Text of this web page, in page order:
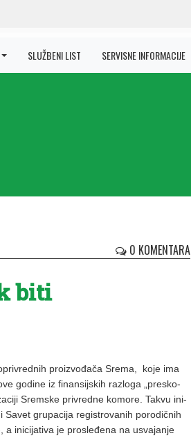
SLUŽBENI LIST SERVISNE INFORMACIJE
0 KOMENTARA
bi­ti
pro­iz­vo­đa­ča Sre­ma, ko­je ima
go­di­ne iz fi­nan­sij­skih raz­lo­ga „pre­sko­
Srem­ske pri­vred­ne ko­mo­re. Ta­kvu ini­
gru­pa­ci­ja re­gi­stro­va­nih po­ro­dič­nih
a ini­ci­ja­ti­va je pro­sle­đe­na na usva­ja­nje